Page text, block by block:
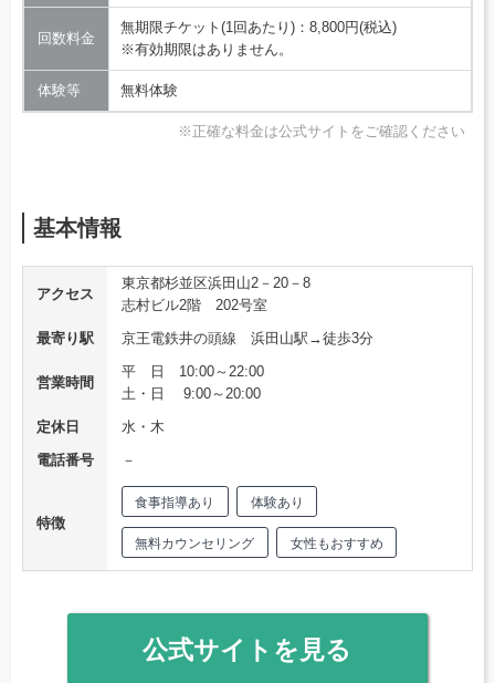
回数料金
無期限チケット(1回あたり)：8,800円(税込)
※有効期限はありません。
体験等 無料体験
※正確な料金は公式サイトをご確認ください
基本情報
アクセス
東京都杉並区浜田山2－20－8
志村ビル2階 202号室
最寄り駅
京王電鉄井の頭線 浜田山駅→徒歩3分
営業時間
平 日 10:00～22:00
土・日 9:00～20:00
定休日
水・木
電話番号
－
特徴
食事指導あり 体験あり
無料カウンセリング 女性もおすすめ
公式サイトを見る